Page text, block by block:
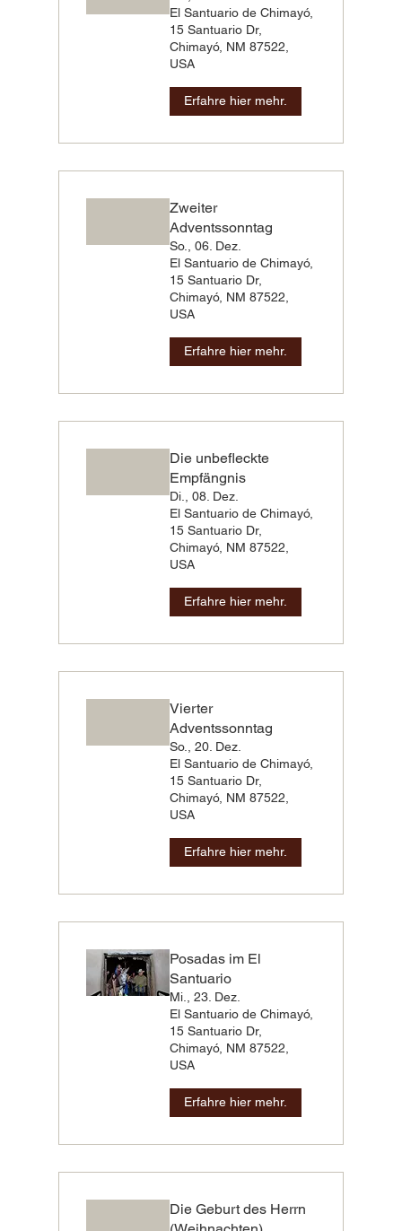
El Santuario de Chimayó,
15 Santuario Dr,
Chimayó, NM 87522,
USA
Erfahre hier mehr.
Zweiter
Adventssonntag
So., 06. Dez.
El Santuario de Chimayó,
15 Santuario Dr,
Chimayó, NM 87522,
USA
Erfahre hier mehr.
Die unbefleckte
Empfängnis
Di., 08. Dez.
El Santuario de Chimayó,
15 Santuario Dr,
Chimayó, NM 87522,
USA
Erfahre hier mehr.
Vierter
Adventssonntag
So., 20. Dez.
El Santuario de Chimayó,
15 Santuario Dr,
Chimayó, NM 87522,
USA
Erfahre hier mehr.
Posadas im El
Santuario
Mi., 23. Dez.
El Santuario de Chimayó,
15 Santuario Dr,
Chimayó, NM 87522,
USA
Erfahre hier mehr.
Die Geburt des Herrn